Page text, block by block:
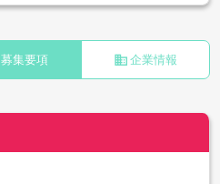
募集要項 business 企業情報